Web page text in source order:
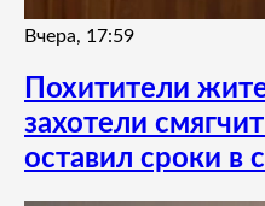
Вчера, 17:59
Похитители
захотели
оставил сроки в